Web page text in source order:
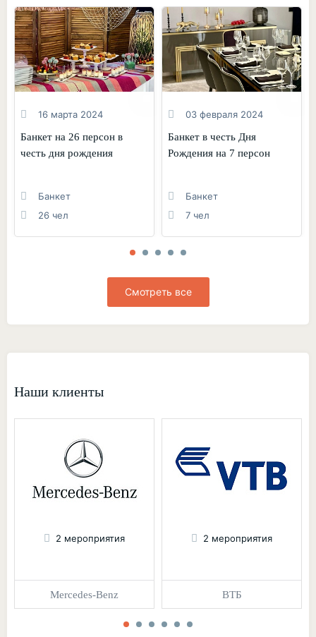
16 марта 2024
Банкет на 26 персон в
честь дня рождения
Банкет
26 чел
03 февраля 2024
Банкет в честь Дня
Рождения на 7 персон
Банкет
7 чел
Смотреть все
Наши клиенты
2 мероприятия
Mercedes-Benz
2 мероприятия
ВТБ